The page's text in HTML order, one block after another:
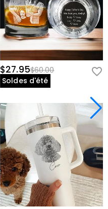
$27.95$60.00
Soldes d'été